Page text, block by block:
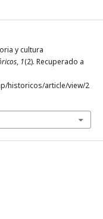
y cultura
, 1(2). Recuperado a
historicos/article/view/2